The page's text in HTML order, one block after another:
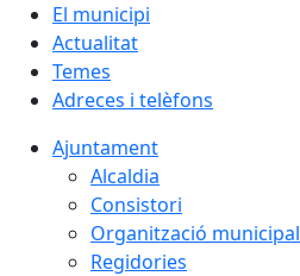
El municipi
Actualitat
Temes
Adreces i telèfons
Ajuntament
Alcaldia
Consistori
Organització municipal
Regidories